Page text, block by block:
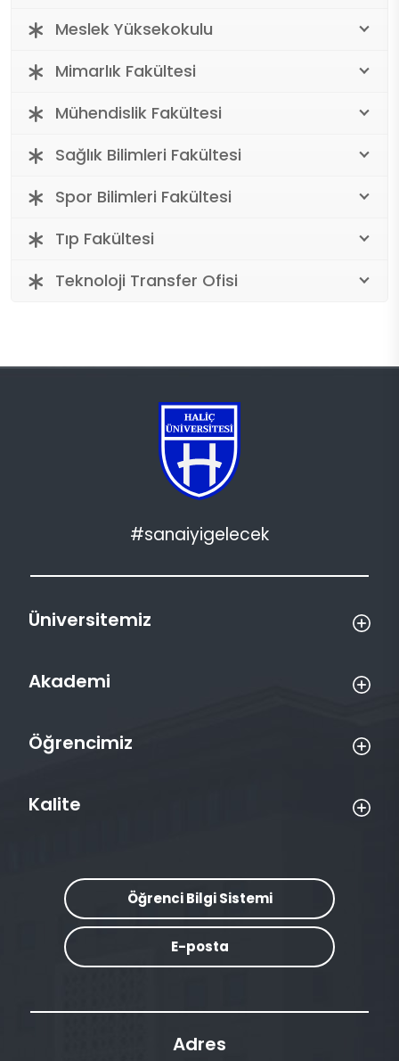
Meslek Yüksekokulu
Mimarlık Fakültesi
Mühendislik Fakültesi
Sağlık Bilimleri Fakültesi
Spor Bilimleri Fakültesi
Tıp Fakültesi
Teknoloji Transfer Ofisi
#sanaiyigelecek
Üniversitemiz
Akademi
Öğrencimiz
Kalite
Öğrenci Bilgi Sistemi
E-posta
Adres